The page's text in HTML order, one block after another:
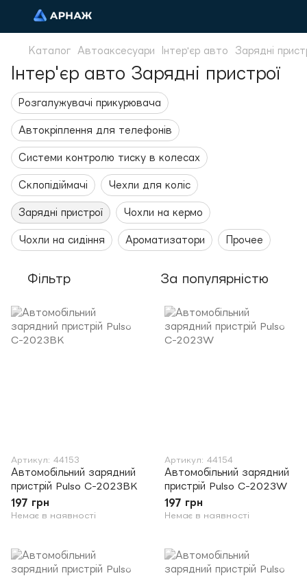
Каталог Автоаксесуари Інтер'єр авто Зарядні
Інтер'єр авто Зарядні пристрої
Розгалужувачі прикурювача
Автокріплення для телефонів
Системи контролю тиску в колесах
Склопідіймачі Чехли для коліс
Зарядні пристрої Чохли на кермо
Чохли на сидіння Ароматизатори Прочее
Фільтр За популярністю
Артикул: 44153
Автомобільний зарядний
пристрій Pulso C-2023BK
197 грн
Немає в наявності
Артикул: 44154
Автомобільний зарядний
пристрій Pulso C-2023W
197 грн
Немає в наявності